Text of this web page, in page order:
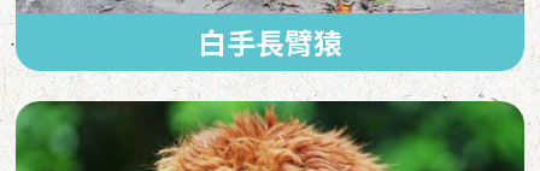
白手長臂猿